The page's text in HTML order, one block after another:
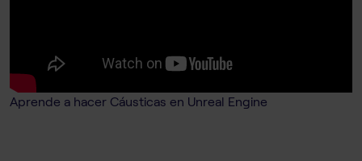
Aprende a hacer Cáusticas en Unreal Engine